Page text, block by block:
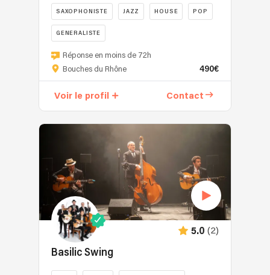
SAXOPHONISTE JAZZ HOUSE POP
GENERALISTE
Réponse en moins de 72h
Bouches du Rhône
490€
Voir le profil Contact
5.0 (2)
Basilic Swing